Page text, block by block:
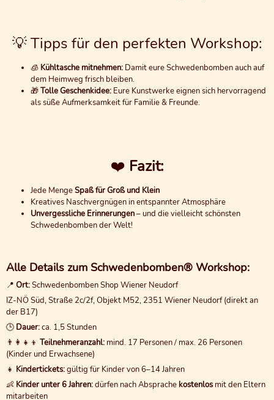
💡 Tipps für den perfekten Workshop:
🧊 Kühltasche mitnehmen: Damit eure Schwedenbomben auch auf
dem Heimweg frisch bleiben.
🎁Tolle Geschenkidee: Eure Kunstwerke eignen sich hervorragend
als süße Aufmerksamkeit für Familie & Freunde.
❤️ Fazit:
Jede MengeSpaß für Groß und Klein
Kreatives Naschvergnügen in entspannter Atmosphäre
Unvergessliche Erinnerungen– und die vielleicht schönsten
Schwedenbomben der Welt!
Alle Details zum Schwedenbomben® Workshop:
📍 Ort:Schwedenbomben Shop Wiener Neudorf
IZ-NÖ Süd, Straße 2c/2f, Objekt M52, 2351 Wiener Neudorf (direkt an
der B17)
🕒 Dauer:ca. 1,5 Stunden
👨‍👩‍👧‍👦 Teilnehmeranzahl: mind. 17 Personen / max. 26 Personen
(Kinder und Erwachsene)
👧 Kindertickets:gültig für Kinder von 6–14 Jahren
👶 Kinder unter 6 Jahren:dürfen nach Absprache kostenlosmit den Eltern
mitarbeiten